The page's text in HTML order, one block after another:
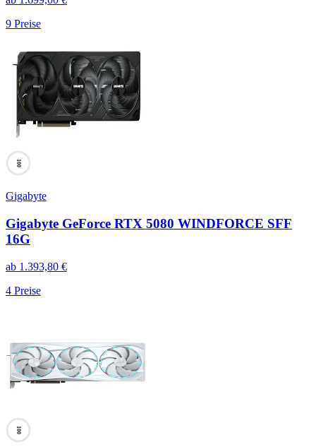
9 Preise
100
Gigabyte
Gigabyte GeForce RTX 5080 WINDFORCE SFF
16G
ab 1.393,80 €
4 Preise
100